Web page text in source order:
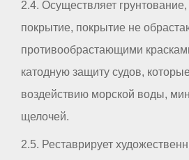
2.4. Осуществляет
покрытие, покрытие не
противообрастающими
катодную защиту судов,
воздействию морской воды,
щелочей.
2.5. Реставрирует